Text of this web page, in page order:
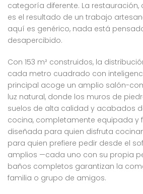
categoría diferente. La restauración,
es el resultado de un trabajo
aquí es genérico, nada está
desapercibido.
Con 153 m² construidos, la
cada metro cuadrado con
principal acoge un amplio salón-
luz natural, donde los muros de
suelos de alta calidad y acabados
cocina, completamente equipada y
diseñada para quien disfruta
para quien prefiere pedir desde el
amplios —cada uno con su propia
baños completos garantizan la
familia o grupo de amigos.